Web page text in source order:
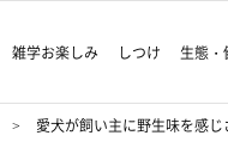
雑学お楽しみ しつけ 生態・
愛犬が飼い主に野生味を感